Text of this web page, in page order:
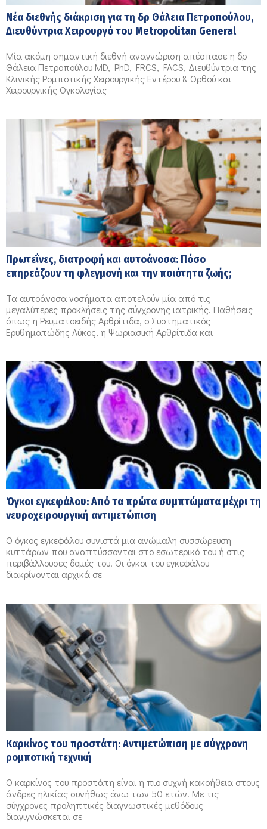
Νέα διεθνής διάκριση για τη δρ Θάλεια Πετροπούλου,
Διευθύντρια Xειρουργό του Metropolitan General
Μία ακόμη σημαντική διεθνή αναγνώριση απέσπασε η δρ
Θάλεια Πετροπούλου MD, PhD, FRCS, FACS, Διευθύντρια της
Κλινικής Ρομποτικής Χειρουργικής Εντέρου & Ορθού και
Χειρουργικής Ογκολογίας
Πρωτεΐνες, διατροφή και αυτοάνοσα: Πόσο
επηρεάζουν τη φλεγμονή και την ποιότητα ζωής;
Τα αυτοάνοσα νοσήματα αποτελούν μία από τις
μεγαλύτερες προκλήσεις της σύγχρονης ιατρικής. Παθήσεις
όπως η Ρευματοειδής Αρθρίτιδα, ο Συστηματικός
Ερυθηματώδης Λύκος, η Ψωριασική Αρθρίτιδα και
Όγκοι εγκεφάλου: Από τα πρώτα συμπτώματα μέχρι τη
νευροχειρουργική αντιμετώπιση
Ο όγκος εγκεφάλου συνιστά μια ανώμαλη συσσώρευση
κυττάρων που αναπτύσσονται στο εσωτερικό του ή στις
περιβάλλουσες δομές του. Οι όγκοι του εγκεφάλου
διακρίνονται αρχικά σε
Καρκίνος του προστάτη: Αντιμετώπιση με σύγχρονη
ρομποτική τεχνική
Ο καρκίνος του προστάτη είναι η πιο συχνή κακοήθεια στους
άνδρες ηλικίας συνήθως άνω των 50 ετών. Με τις
σύγχρονες προληπτικές διαγνωστικές μεθόδους
διαγιγνώσκεται σε